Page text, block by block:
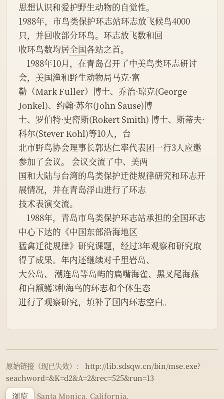
浏览
思想认识和爱护野生动物的自觉性。
1988年，市鸟类保护环志站环志放飞候鸟4000
只，并回收部分环鸟。环志放飞数和回
收环鸟数均居全国各站之首。
会，美国渔和野生动物局马克·富
勒（Mark Fuller）博士、乔治·琼克(George
Jonkel)、约翰·苏尔(John Sause)博
士、罗伯特·史密斯(Rokert Smith) 博士、斯蒂夫·
科尔(Stever Kohl)等10人，台
北市野鸟协会理事长郭达仁率代表团一行3人应邀
参加了会议。 会议交流了中、美两
国和大陆与台湾的鸟类保护迁徙规律研究和环志开
展情况，并在青岛浮山进行了环志
技术表演交流。
中心下达的《中国东部沿海地区
猛禽迁徙规律》研究课题，经过3年观察和研究取
得了成果。年内还继续对千里岩岛、
大公岛、 潮连岛等岛屿的扁嘴海雀、黑叉尾海燕
和白额鹱3种海鸟的环志和个体生态
进行了观察研究，填补了国内环志空白。
原始链接（现已失效）：
http://lib.sdsqw.cn/bin/mse.exe?
seachword=&K=d2&A=2&rec=525&run=13
Made in Santa Monica, California.